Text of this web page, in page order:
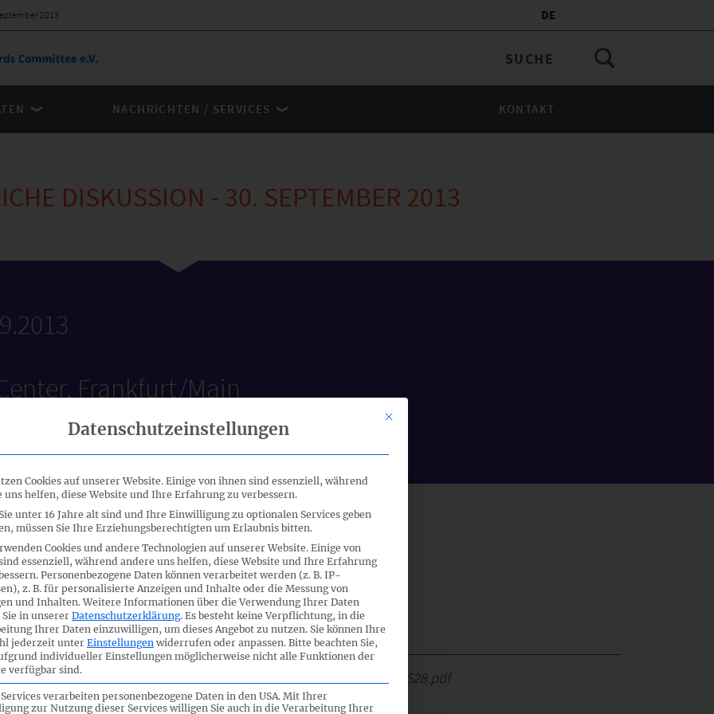
2013 DE
NACHRICHTEN / SERVICES KONTAKT
DISKUSSION - 30. SEPTEMBER 2013
Frankfurt/Main
30.09.2013
DOKUMENTE
130930_OED_E-DRS28.pdf
Mit diesem Button wird der Dialog geschlossen. Seine
Datenschutzeinstellungen
Cookies auf unserer Website. Einige von ihnen sind essenziell, während
uns helfen, diese Website und Ihre Erfahrung zu verbessern.
unter 16 Jahre alt sind und Ihre Einwilligung zu optionalen Services geben
müssen Sie Ihre Erziehungsberechtigten um Erlaubnis bitten.
Cookies und andere Technologien auf unserer Website. Einige von
essenziell, während andere uns helfen, diese Website und Ihre Erfahrung
Personenbezogene Daten können verarbeitet werden (z. B. IP-
z. B. für personalisierte Anzeigen und Inhalte oder die Messung von
und Inhalten.Weitere Informationen über die Verwendung Ihrer Daten
in unserer Datenschutzerklärung. Es besteht keine Verpflichtung, in die
Ihrer Daten einzuwilligen, um dieses Angebot zu nutzen. Sie können Ihre
jederzeit unterEinstellungen widerrufen oder anpassen. Bitte beachten Sie,
individueller Einstellungen möglicherweise nicht alle Funktionen der
verfügbar sind.
verarbeiten personenbezogene Daten in den USA. Mit Ihrer
zur Nutzung dieser Services willigen Sie auch in die Verarbeitung Ihrer